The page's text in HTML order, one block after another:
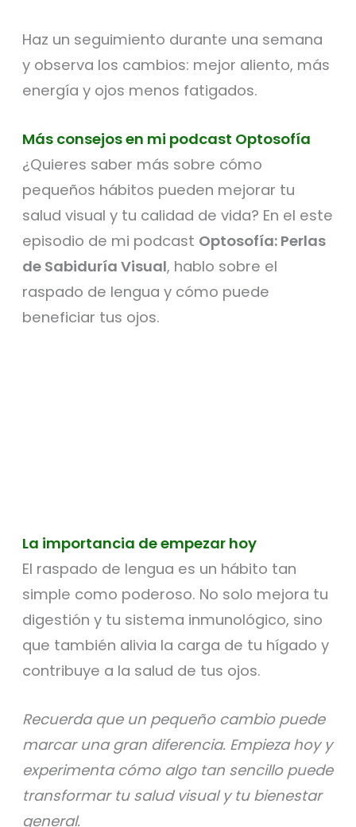
Haz un seguimiento durante una semana
y observa los cambios: mejor aliento, más
energía y ojos menos fatigados.
Más consejos en mi podcast Optosofía
¿Quieres saber más sobre cómo
pequeños hábitos pueden mejorar tu
salud visual y tu calidad de vida? En el este
episodio de mi podcast Optosofía: Perlas
de Sabiduría Visual, hablo sobre el
raspado de lengua y cómo puede
beneficiar tus ojos.
La importancia de empezar hoy
El raspado de lengua es un hábito tan
simple como poderoso. No solo mejora tu
digestión y tu sistema inmunológico, sino
que también alivia la carga de tu hígado y
contribuye a la salud de tus ojos.
Recuerda que un pequeño cambio puede
marcar una gran diferencia. Empieza hoy y
experimenta cómo algo tan sencillo puede
transformar tu salud visual y tu bienestar
general.